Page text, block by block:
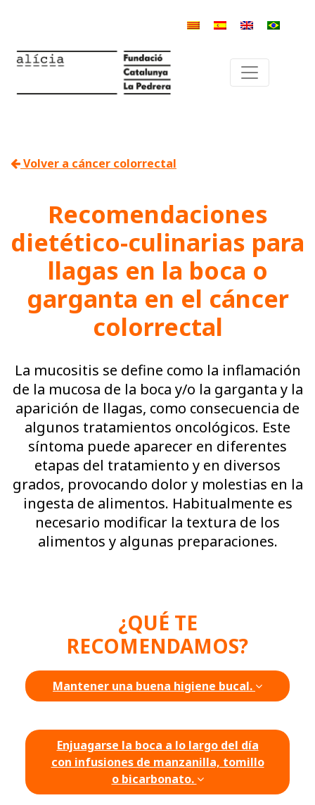
Volver a cáncer colorrectal
Recomendaciones
dietético-culinarias para
llagas en la boca o
garganta en el cáncer
colorrectal
La mucositis se define como la inflamación
de la mucosa de la boca y/o la garganta y la
aparición de llagas, como consecuencia de
algunos tratamientos oncológicos. Este
síntoma puede aparecer en diferentes
etapas del tratamiento y en diversos
grados, provocando dolor y molestias en la
ingesta de alimentos. Habitualmente es
necesario modificar la textura de los
alimentos y algunas preparaciones.
¿QUÉ TE
RECOMENDAMOS?
Mantener una buena higiene bucal.
Enjuagarse la boca a lo largo del día
con infusiones de manzanilla, tomillo
o bicarbonato.